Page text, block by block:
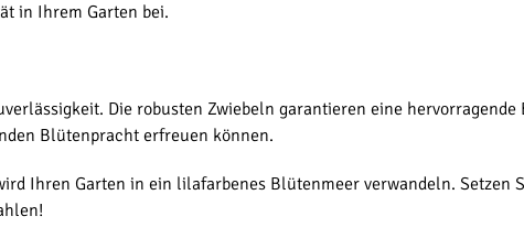
in Ihrem Garten bei.
Die robusten Zwiebeln garantieren eine
Blütenpracht erfreuen können.
Ihren Garten in ein lilafarbenes Blütenmeer verwandeln. Setzen